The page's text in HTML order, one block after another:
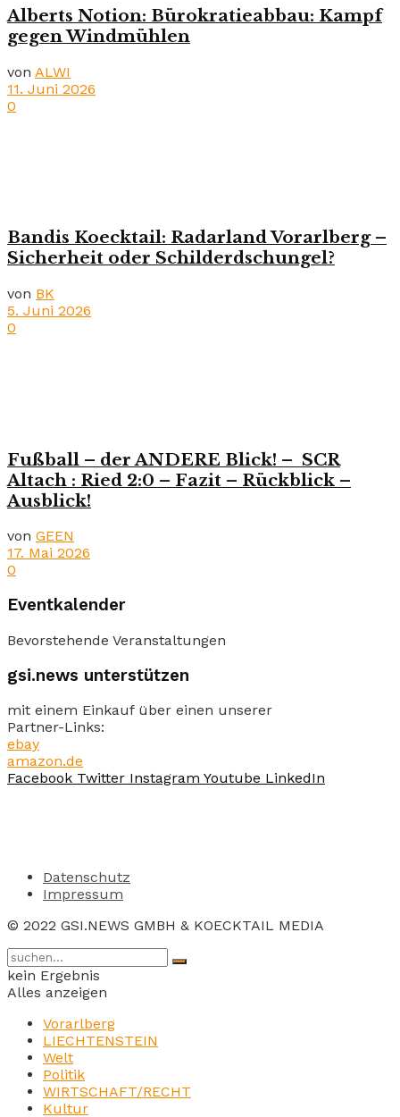
Alberts Notion: Bürokratieabbau: Kampf
gegen Windmühlen
von ALWI
11. Juni 2026
0
Bandis Koecktail: Radarland Vorarlberg –
Sicherheit oder Schilderdschungel?
von BK
5. Juni 2026
0
Fußball – der ANDERE Blick! – SCR
Altach : Ried 2:0 – Fazit – Rückblick –
Ausblick!
von GEEN
17. Mai 2026
0
Eventkalender
Bevorstehende Veranstaltungen
gsi.news unterstützen
mit einem Einkauf über einen unserer
Partner-Links:
ebay
amazon.de
Facebook Twitter Instagram Youtube LinkedIn
Datenschutz
Impressum
© 2022 GSI.NEWS GMBH & KOECKTAIL MEDIA
kein Ergebnis
Alles anzeigen
Vorarlberg
LIECHTENSTEIN
Welt
Politik
WIRTSCHAFT/RECHT
Kultur